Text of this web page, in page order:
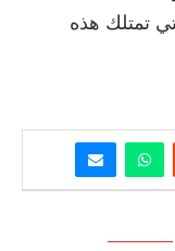
تمتلك هذه